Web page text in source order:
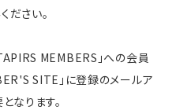
ださい。
MEMBERS」への会員
SITE」に登録のメールア
なります。